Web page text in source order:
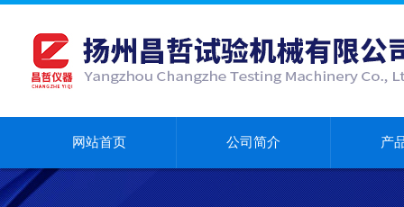
网站首页 公司简介 产